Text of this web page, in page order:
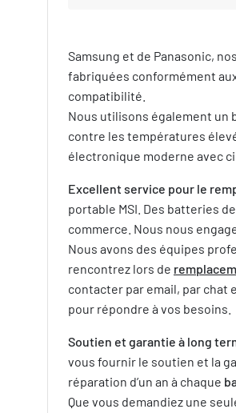
Samsung et de Panasonic, nos
fabriquées conformément
compatibilité.
Nous utilisons également un
contre les températures
électronique moderne avec
Excellent service pour le
portable MSI. Des batteries
commerce. Nous nous
Nous avons des équipes
rencontrez lors de
contacter par email, par chat
pour répondre à vos besoins.
Soutien et garantie à long
vous fournir le soutien et la
réparation d’un an à chaque
Que vous demandiez une